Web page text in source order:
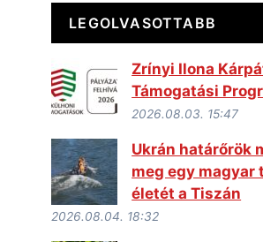
LEGOLVASOTTABB
Zrínyi Ilona
Támogatási
2026.08.03. 15:47
Ukrán határőrök
meg egy magyar
életét a Tiszán
2026.08.04. 18:32